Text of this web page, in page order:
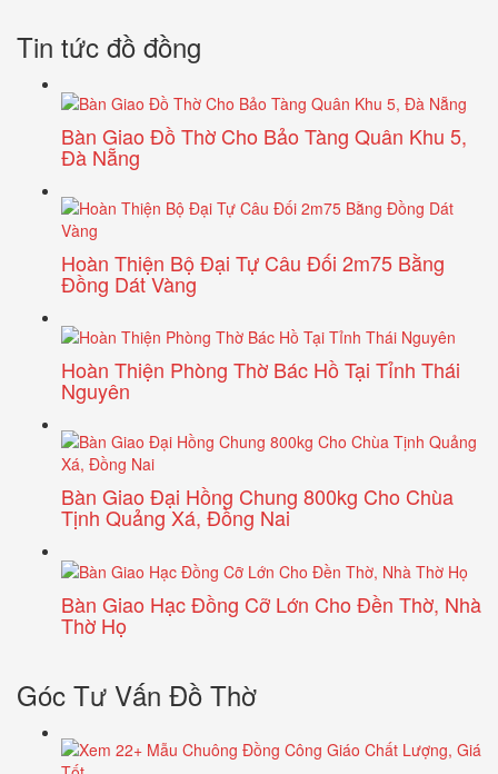
Tin tức đồ đồng
Bàn Giao Đồ Thờ Cho Bảo Tàng Quân Khu 5,
Đà Nẵng
Hoàn Thiện Bộ Đại Tự Câu Đối 2m75 Bằng
Đồng Dát Vàng
Hoàn Thiện Phòng Thờ Bác Hồ Tại Tỉnh Thái
Nguyên
Bàn Giao Đại Hồng Chung 800kg Cho Chùa
Tịnh Quảng Xá, Đồng Nai
Bàn Giao Hạc Đồng Cỡ Lớn Cho Đền Thờ, Nhà
Thờ Họ
Góc Tư Vấn Đồ Thờ